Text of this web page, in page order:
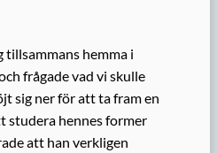
tillsammans hemma i
frågade vad vi skulle
sig ner för att ta fram en
studera hennes former
att han verkligen